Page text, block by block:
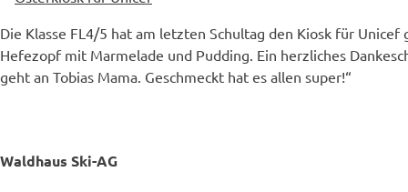
Die Klasse FL4/5 hat am letzten Schultag den Kiosk für Unicef
Hefezopf mit Marmelade und Pudding. Ein herzliches
geht an Tobias Mama. Geschmeckt hat es allen super!“
Waldhaus Ski-AG